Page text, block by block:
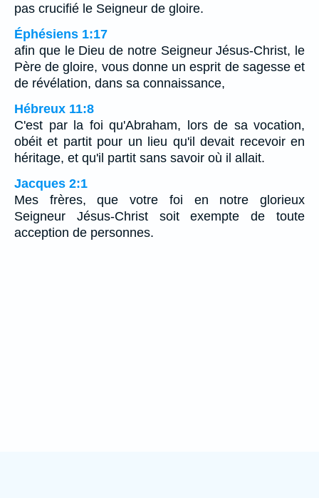
pas crucifié le Seigneur de gloire.
Éphésiens 1:17
afin que le Dieu de notre Seigneur Jésus-Christ, le
Père de gloire, vous donne un esprit de sagesse et
de révélation, dans sa connaissance,
Hébreux 11:8
C'est par la foi qu'Abraham, lors de sa vocation,
obéit et partit pour un lieu qu'il devait recevoir en
héritage, et qu'il partit sans savoir où il allait.
Jacques 2:1
Mes frères, que votre foi en notre glorieux
Seigneur Jésus-Christ soit exempte de toute
acception de personnes.